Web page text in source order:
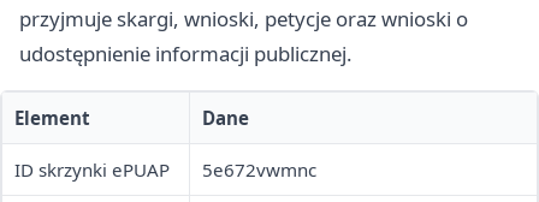
przyjmuje skargi, wnioski, petycje oraz wnioski o
udostępnienie informacji publicznej.
Element Dane
ID skrzynki ePUAP 5e672vwmnc